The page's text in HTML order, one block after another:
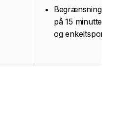
Begrænsning
på 15 minutter
og enkeltspor